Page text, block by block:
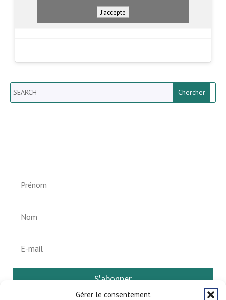
Gérer le consentement
J’accepte
Search
S'abonner